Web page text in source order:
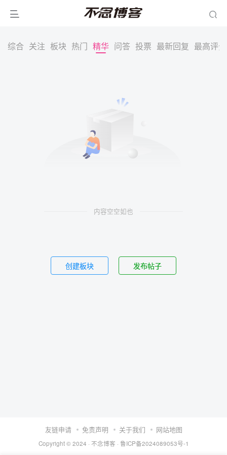
综合 关注 板块 热门 精华 问答 投票 最新回复 最高评分
内容空空如也
创建板块 发布帖子
友链申请 免责声明 关于我们 网站地图
Copyright © 2024 · 不念博客 · 鲁ICP备2024089053号-1